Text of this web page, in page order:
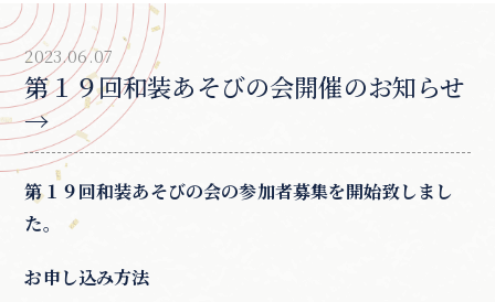
2023.06.07
第１９回和装あそびの会開催のお知らせ
→
第１９回和装あそびの会の参加者募集を開始致しまし
た。
お申し込み方法